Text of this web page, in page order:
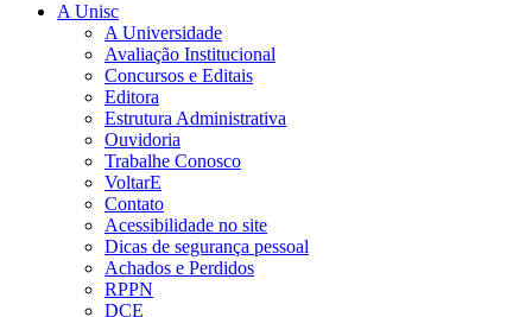
A Unisc
A Universidade
Avaliação Institucional
Concursos e Editais
Editora
Estrutura Administrativa
Ouvidoria
Trabalhe Conosco
VoltarE
Contato
Acessibilidade no site
Dicas de segurança pessoal
Achados e Perdidos
RPPN
DCE